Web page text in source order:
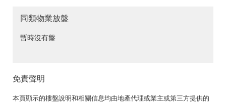
同類物業放盤
暫時沒有盤
免責聲明
本頁顯示的樓盤說明和相關信息均由地產代理或業主或第三方提供的